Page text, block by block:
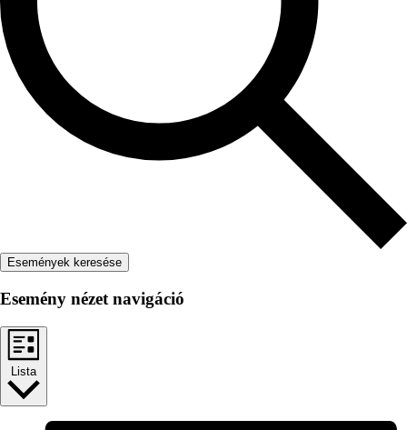
Események keresése
Esemény nézet navigáció
Lista